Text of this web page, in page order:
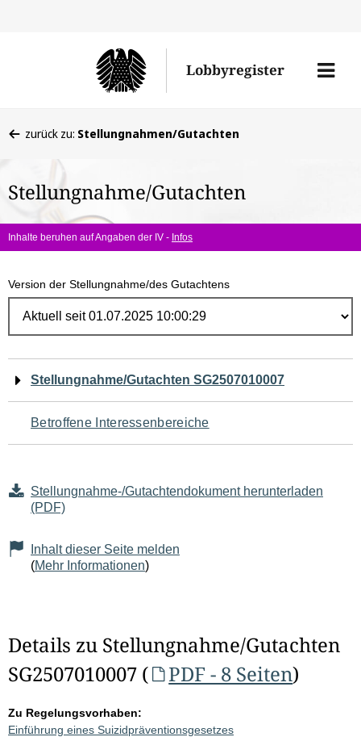
Lobbyregister
Menü
befinden
hier:
zurück zu: Stellungnahmen/Gutachten
Stellungnahme/Gutachten
Inhalte beruhen auf Angaben der IV - Infos
Version der Stellungnahme/des Gutachtens
Navigation
für
den
Seiteninhalt
Stellungnahme/Gutachten SG2507010007
Betroffene Interessenbereiche
Stellungnahme-/Gutachtendokument herunterladen
(PDF)
Inhalt dieser Seite melden
(Mehr Informationen)
Details zu Stellungnahme/Gutachten
SG2507010007 (
PDF - 8 Seiten)
Zu Regelungsvorhaben:
Einführung eines Suizidpräventionsgesetzes